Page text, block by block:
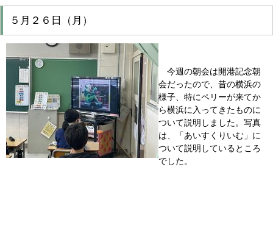
５月２６日（月）
今週の朝会は開港記念朝
会だったので、昔の横浜の
様子、特にペリーが来てか
ら横浜に入ってきたものに
ついて説明しました。写真
は、「あいすくりいむ」に
ついて説明しているところ
でした。